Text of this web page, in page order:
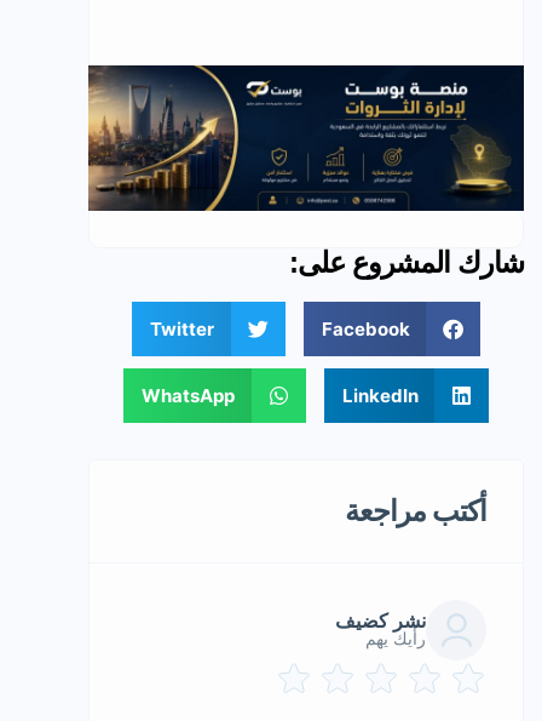
شارك المشروع على:
Facebook
Twitter
LinkedIn
WhatsApp
أكتب مراجعة
نشر كضيف
رأيك يهم